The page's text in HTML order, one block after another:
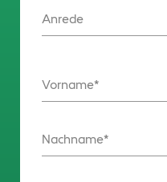
Anrede
Vorname
Nachname